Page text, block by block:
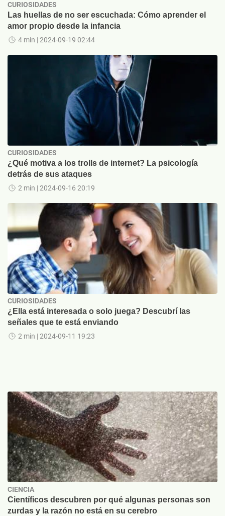
CURIOSIDADES
Las huellas de no ser escuchada: Cómo aprender el
amor propio desde la infancia
4 min | 2024-09-19 02:44
CURIOSIDADES
¿Qué motiva a los trolls de internet? La psicología
detrás de sus ataques
2 min | 2024-09-16 20:19
CURIOSIDADES
¿Ella está interesada o solo juega? Descubrí las
señales que te está enviando
2 min | 2024-09-11 19:23
CIENCIA
Científicos descubren por qué algunas personas son
zurdas y la razón no está en su cerebro